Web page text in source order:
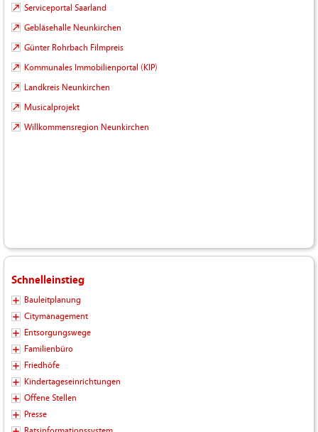
Serviceportal Saarland
Gebläsehalle Neunkirchen
Günter Rohrbach Filmpreis
Kommunales Immobilienportal (KIP)
Landkreis Neunkirchen
Musicalprojekt
Willkommensregion Neunkirchen
Schnelleinstieg
Bauleitplanung
Citymanagement
Entsorgungswege
Familienbüro
Friedhöfe
Kindertageseinrichtungen
Offene Stellen
Presse